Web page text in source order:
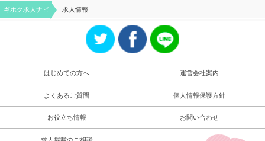
ギホク求⼈ナビ 求人情報
はじめての方へ 運営会社案内
よくあるご質問 個人情報保護方針
お役立ち情報 お問い合わせ